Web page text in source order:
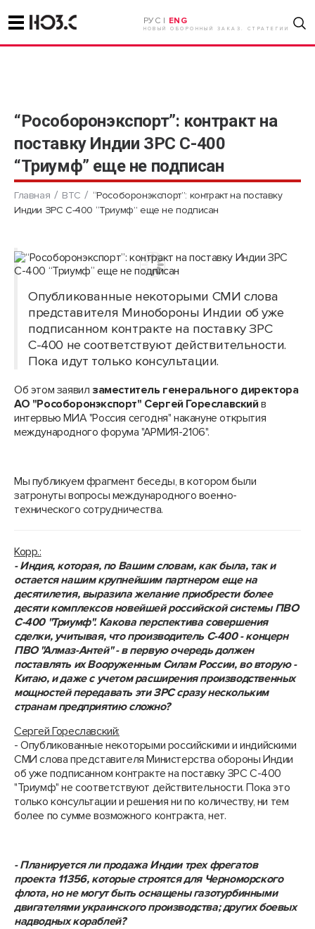
РУС | ENG
НОВЫЙ ОБОРОННЫЙ ЗАКАЗ. СТРАТЕГИИ
“Рособоронэкспорт”: контракт на
поставку Индии ЗРС С-400
“Триумф” еще не подписан
Главная ВТС
“Рособоронэкспорт”: контракт на поставку
Индии ЗРС С-400 “Триумф” еще не подписан
Опубликованные некоторыми СМИ слова
представителя Минобороны Индии об уже
подписанном контракте на поставку ЗРС
С-400 не соответствуют действительности.
Пока идут только консультации.
Об этом заявил заместитель генерального директора
АО "Рособоронэкспорт" Сергей Гореславский в
интервью МИА "Россия сегодня" накануне открытия
международного форума "АРМИЯ-2106".
Мы публикуем фрагмент беседы, в котором были
затронуты вопросы международного военно-
технического сотрудничества.
Корр.:
- Индия, которая, по Вашим словам, как была, так и
остается нашим крупнейшим партнером еще на
десятилетия, выразила желание приобрести более
десяти комплексов новейшей российской системы ПВО
С-400 "Триумф". Какова перспектива совершения
сделки, учитывая, что производитель С-400 - концерн
ПВО "Алмаз-Антей" - в первую очередь должен
поставлять их Вооруженным Силам России, во вторую -
Китаю, и даже с учетом расширения производственных
мощностей передавать эти ЗРС сразу нескольким
странам предприятию сложно?
Сергей Гореславский:
- Опубликованные некоторыми российскими и индийскими
СМИ слова представителя Министерства обороны Индии
об уже подписанном контракте на поставку ЗРС С-400
"Триумф" не соответствуют действительности. Пока это
только консультации и решения ни по количеству, ни тем
более по сумме возможного контракта, нет.
- Планируется ли продажа Индии трех фрегатов
проекта 11356, которые строятся для Черноморского
флота, но не могут быть оснащены газотурбинными
двигателями украинского производства; других боевых
надводных кораблей?